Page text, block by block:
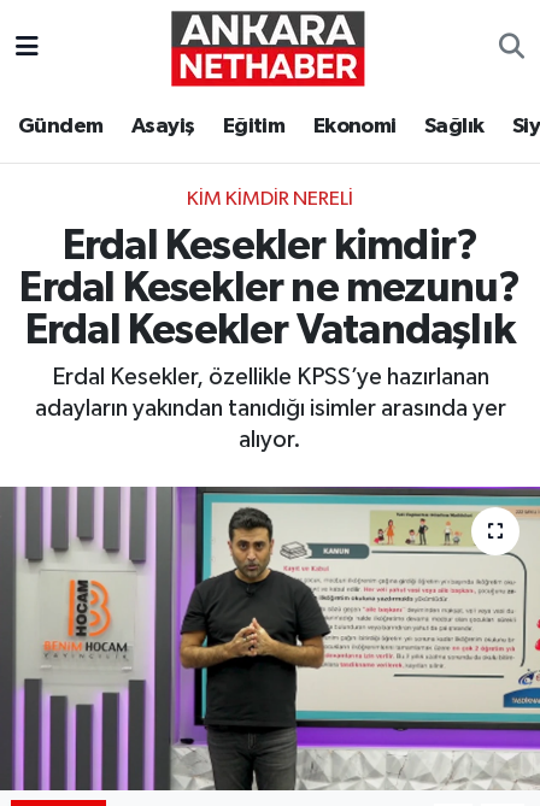
Gündem Asayiş Eğitim Ekonomi Sağlık
KIM KIMDIR NERELI
Erdal Kesekler kimdir?
Erdal Kesekler ne mezunu?
Erdal Kesekler Vatandaşlık
Erdal Kesekler, özellikle KPSS’ye hazırlanan
adayların yakından tanıdığı isimler arasında yer
alıyor.
Ekonomi
Gündem
Kim Kimdir Nereli
Siyaset
Spor
Teknoloji
Ankara Hava Durumu
Tüm Manşetler
Son Dakika Haberleri
Haber Arşivi